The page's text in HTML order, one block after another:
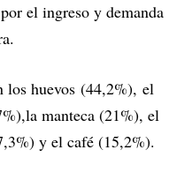
el ingreso y demanda
los huevos (44,2%), el
manteca (21%), el
y el café (15,2%).